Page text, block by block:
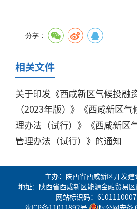
分享：
相关文件
关于印发《西咸新区气候投融
（2023年版）》《西咸新区
理办法（试行）》《西咸新区
管理办法（试行）》的通知
主办：陕西省西咸新区开发
地址：陕西省西咸新区能源金融贸易
网站标识码：6101110007